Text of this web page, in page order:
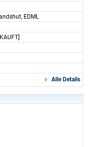
EDML
Alle Details